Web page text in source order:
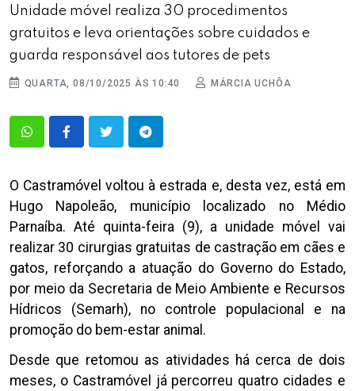
Unidade móvel realiza 30 procedimentos
gratuitos e leva orientações sobre cuidados e
guarda responsável aos tutores de pets
QUARTA, 08/10/2025 ÀS 10:40 MÁRCIA UCHÔA
O Castramóvel voltou à estrada e, desta vez, está em
Hugo Napoleão, município localizado no Médio
Parnaíba. Até quinta-feira (9), a unidade móvel vai
realizar 30 cirurgias gratuitas de castração em cães e
gatos, reforçando a atuação do Governo do Estado,
por meio da Secretaria de Meio Ambiente e Recursos
Hídricos (Semarh), no controle populacional e na
promoção do bem-estar animal.
Desde que retomou as atividades há cerca de dois
meses, o Castramóvel já percorreu quatro cidades e